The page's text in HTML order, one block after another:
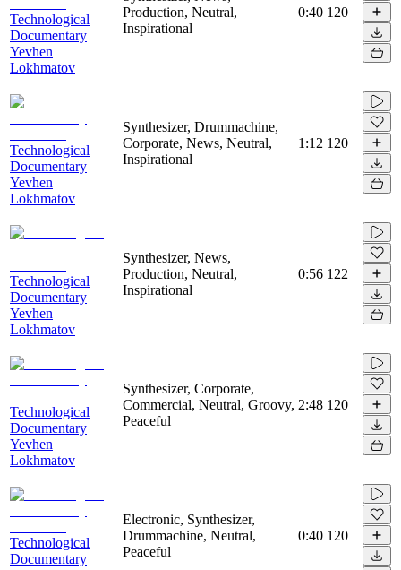
Technological
Documentary
Yevhen
Lokhmatov
Production, Neutral,
Inspirational
0:40 120
Technological
Documentary
Yevhen
Lokhmatov
Synthesizer, Drummachine,
Corporate, News, Neutral,
Inspirational
1:12 120
Technological
Documentary
Yevhen
Lokhmatov
Synthesizer, News,
Production, Neutral,
Inspirational
0:56 122
Technological
Documentary
Yevhen
Lokhmatov
Synthesizer, Corporate,
Commercial, Neutral, Groovy,
Peaceful
2:48 120
Technological
Documentary
Electronic, Synthesizer,
Drummachine, Neutral,
Peaceful
0:40 120